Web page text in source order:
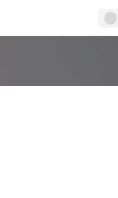
ンボールスーパーカードゲー
Singapore